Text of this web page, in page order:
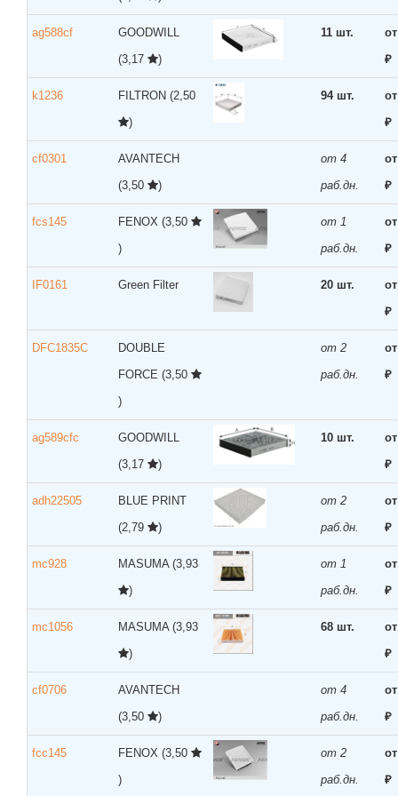
ag588cf
GOODWILL
(3,17
)
11 шт.
₽
k1236 FILTRON (2,50
)
94 шт.
₽
cf0301
AVANTECH
(3,50
)
от 4
раб.дн.
₽
fcs145 FENOX (3,50
)
от 1
раб.дн.
₽
IF0161 Green Filter 20 шт.
₽
DFC1835C
DOUBLE
FORCE (3,50
)
от 2
раб.дн.
₽
ag589cfc
GOODWILL
(3,17
)
10 шт.
₽
adh22505
BLUE PRINT
(2,79
)
от 2
раб.дн.
₽
mc928 MASUMA (3,93
)
от 1
раб.дн.
₽
mc1056 MASUMA (3,93
)
68 шт.
₽
cf0706
AVANTECH
(3,50
)
от 4
раб.дн.
₽
fcc145 FENOX (3,50
)
от 2
раб.дн.
₽